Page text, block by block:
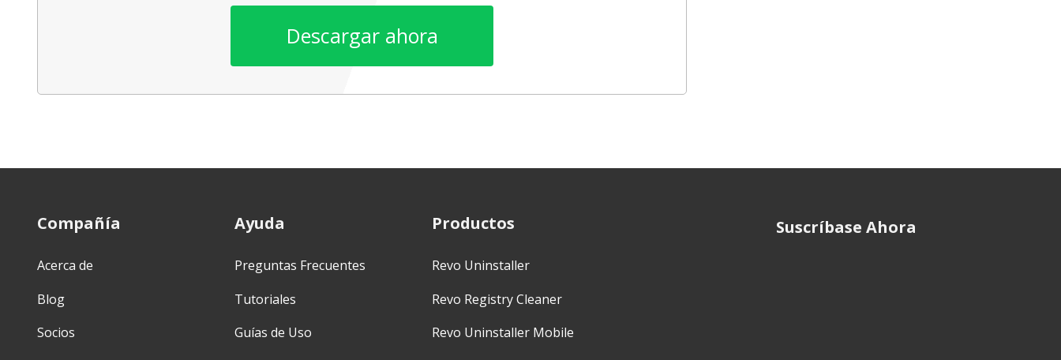
Descargar ahora
Compañía
Acerca de
Blog
Socios
Ayuda
Preguntas Frecuentes
Tutoriales
Guías de Uso
Productos
Revo Uninstaller
Revo Registry Cleaner
Revo Uninstaller Mobile
Suscríbase Ahora